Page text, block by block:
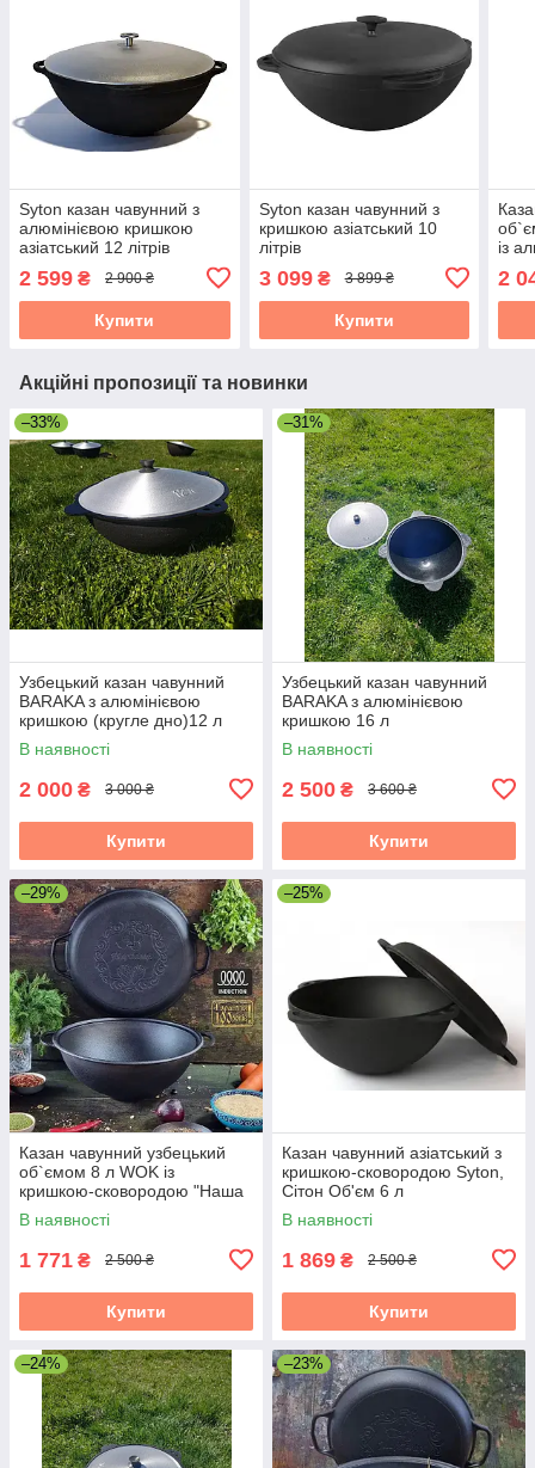
Syton казан чавунний з
алюмінієвою кришкою
азіатський 12 літрів
2 599 ₴ 2 900 ₴
Купити
Syton казан чавунний з
кришкою азіатський 10
літрів
3 099₴ 3 899 ₴
Купити
із
2
Акційні пропозиції та новинки
–33%
Узбецький казан чавунний
BARAKA з алюмінієвою
кришкою (кругле дно)12 л
В наявності
2 000 ₴ 3 000 ₴
Купити
–31%
Узбецький казан чавунний
BARAKA з алюмінієвою
кришкою 16 л
В наявності
2 500 ₴ 3 600 ₴
Купити
–29%
Казан чавунний узбецький
об`ємом 8 л WOK із
кришкою-сковородою "Наша
Майстерня"
В наявності
1 771 ₴ 2 500 ₴
Купити
–25%
Казан чавунний азіатський з
кришкою-сковородою Syton,
Сітон Об'єм 6 л
В наявності
1 869 ₴ 2 500 ₴
Купити
–24% –23%